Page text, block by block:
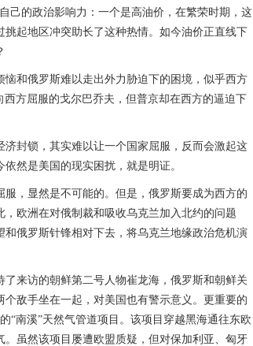
己的政治影响力：一个是高油价，在繁荣时期，这
起地区冲突助长了这种热情。如今油价正直线下
和俄罗斯难以走出外力胁迫下的困境，似乎西方
方屈服的戈尔巴乔夫，但普京却在西方的逼迫下
封锁，其实难以让一个国家屈服，反而会激起这
然是美国的现实困扰，就是明证。
，显然是不可能的。但是，俄罗斯要成为西方的
欧洲在对俄制裁和吸收乌克兰加入北约的问题
俄罗斯针锋相对下去，将乌克兰地缘政治危机演
来访的朝鲜第二号人物崔龙海，俄罗斯和朝鲜关
敌手坐在一起，对美国也有警示意义。更重要的
“南溪”天然气管道项目。该项目穿越黑海通往东欧
虽然该项目屡遭欧盟质疑，但对保加利亚、匈牙